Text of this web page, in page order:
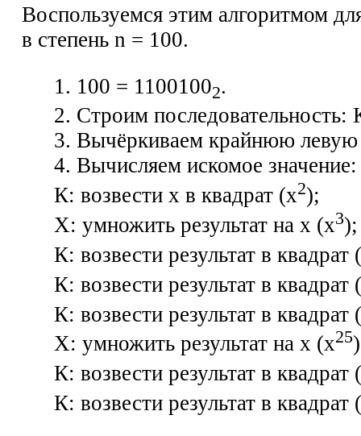
Воспользуемся этим алгоритмом
в степень n = 100.
1. 100 = 11001002.
2. Строим
3. Вычёркиваем крайнюю
4. Вычисляем искомое значение:
К: возвести х в квадрат (х2);
X: умножить результат на х (x3);
К: возвести результат в квадрат
К: возвести результат в квадрат
К: возвести результат в квадрат
X: умножить результат на х (х25
К: возвести результат в квадрат
К: возвести результат в квадрат